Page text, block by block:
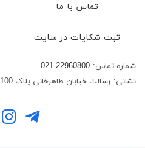
تماس با ما
ثبت شکایات در سایت
شماره تماس: 021-22960800
نشانی: رسالت خیابان طاهرخانی پلاک 100 واحد 5